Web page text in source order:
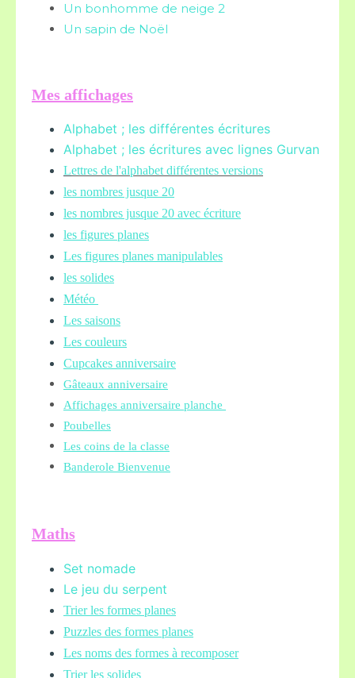
Un bonhomme de neige 2
Un sapin de Noël
Mes affichages
Alphabet ; les différentes écritures
Alphabet ; les écritures avec lignes Gurvan
Lettres de l'alphabet différentes versions
les nombres jusque 20
les nombres jusque 20 avec écriture
les figures planes
Les figures planes manipulables
les solides
Météo
Les saisons
Les couleurs
Cupcakes anniversaire
Gâteaux anniversaire
Affichages anniversaire planche
Poubelles
Les coins de la classe
Banderole Bienvenue
Maths
Set nomade
Le jeu du serpent
Trier les formes planes
Puzzles des formes planes
Les noms des formes à recomposer
Trier les solides